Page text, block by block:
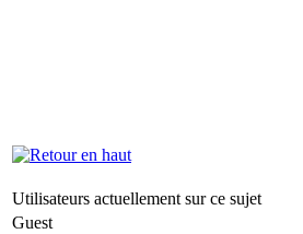
Utilisateurs actuellement sur ce sujet
Guest